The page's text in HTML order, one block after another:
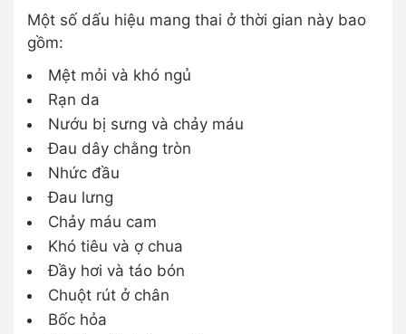
Một số dấu hiệu mang thai ở thời gian này bao
gồm:
Mệt mỏi và khó ngủ
Rạn da
Nướu bị sưng và chảy máu
Đau dây chằng tròn
Nhức đầu
Đau lưng
Chảy máu cam
Khó tiêu và ợ chua
Đầy hơi và táo bón
Chuột rút ở chân
Bốc hỏa